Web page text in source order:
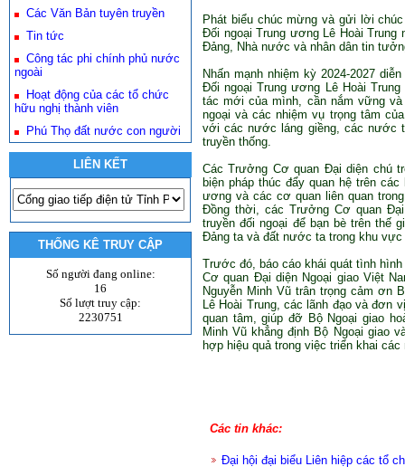
Các Văn Bản tuyên truyền
Tin tức
Công tác phi chính phủ nước
ngoài
Hoạt động của các tổ chức
hữu nghị thành viên
Phú Thọ đất nước con người
LIÊN KẾT
THỐNG KÊ TRUY CẬP
Số người đang online:
16
Số lượt truy cập:
2230751
Phát biểu chúc mừng và gửi lời
Đối ngoại Trung ương Lê Hoài
Đảng, Nhà nước và nhân dân tin
Nhấn mạnh nhiệm kỳ 2024-2027
Đối ngoại Trung ương Lê Hoài
tác mới của mình, cần nắm vững
ngoại và các nhiệm vụ trọng tâm
với các nước láng giềng, các nước
truyền thống.
Các Trưởng Cơ quan Đại diện chú
biện pháp thúc đẩy quan hệ trên
ương và các cơ quan liên quan
Đồng thời, các Trưởng Cơ quan
truyền đối ngoại để bạn bè trên thế
Đảng ta và đất nước ta trong khu
Trước đó, báo cáo khái quát tình
Cơ quan Đại diện Ngoại giao Việt
Nguyễn Minh Vũ trân trọng cảm ơn
Lê Hoài Trung, các lãnh đạo và đơn
quan tâm, giúp đỡ Bộ Ngoại giao
Minh Vũ khẳng định Bộ Ngoại giao
hợp hiệu quả trong việc triển khai
Các tin khác:
Đại hội đại biểu Liên hiệp các tổ